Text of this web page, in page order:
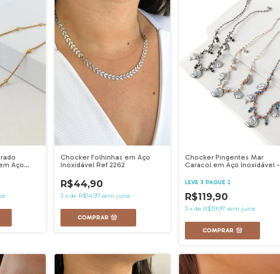
Aço
Chocker Folhinhas em Aço
Inoxidável Ref 2262
R$44,90
3 xde R$14,97 sem juros
Chocker Pingentes Mar
Caracol em Aço Inoxidável -
LEVE 3 PAGUE 2
R$119,90
3 x de R$39,97 sem juros
COMPRAR